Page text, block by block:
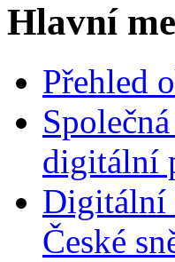
Hlavní
Přehled
digitální
Digitální
České